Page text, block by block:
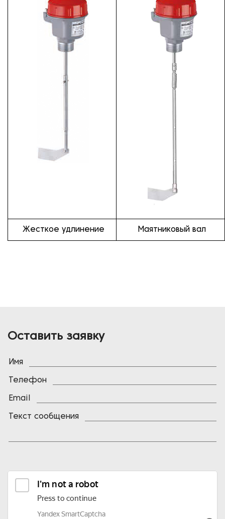
Жесткое удлинение Маятниковый вал
Оставить заявку
Имя
Телефон
Email
Текст сообщения